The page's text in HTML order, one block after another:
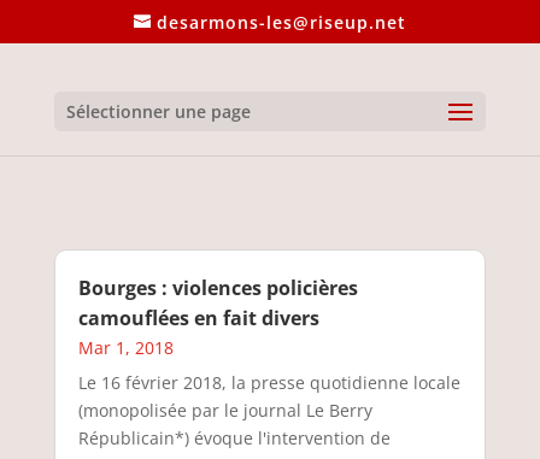
desarmons-les@riseup.net
Sélectionner une page
Bourges : violences policières
camouflées en fait divers
Mar 1, 2018
Le 16 février 2018, la presse quotidienne locale
(monopolisée par le journal Le Berry
Républicain*) évoque l'intervention de